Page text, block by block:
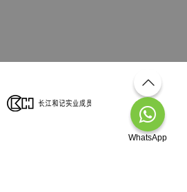
WhatsApp